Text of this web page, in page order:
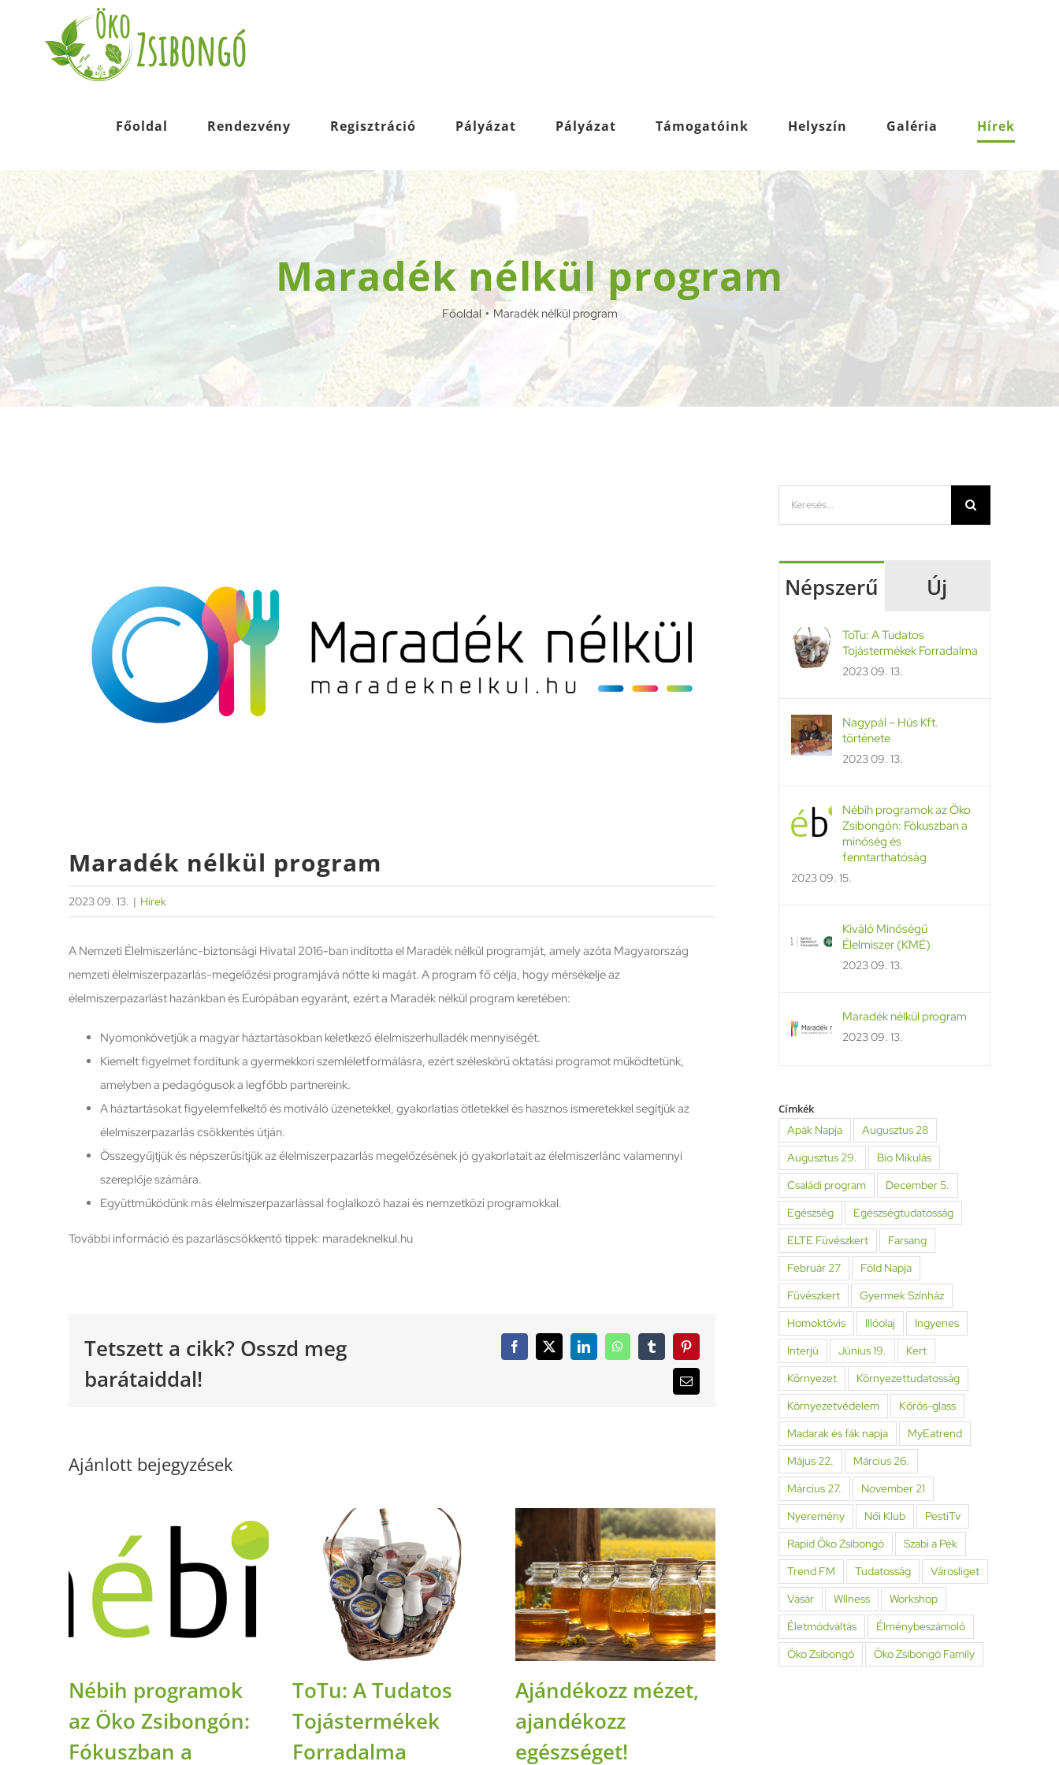
Főoldal Rendezvény Regisztráció Pályázat Pályázat Támogatóink Helyszín Galéria Hírek
Maradék nélkül program
Főoldal Maradék nélkül program
Maradék nélkül program
2023 09. 13. | Hírek
A Nemzeti Élelmiszerlánc-biztonsági Hivatal 2016-ban indította el Maradék nélkül programját, amely azóta Magyarország
nemzeti élelmiszerpazarlás-megelőzési programjává nőtte ki magát. A program fő célja, hogy mérsékelje az
élelmiszerpazarlást hazánkban és Európában egyaránt, ezért a Maradék nélkül program keretében:
Nyomonkövetjük a magyar háztartásokban keletkező élelmiszerhulladék mennyiségét.
Kiemelt figyelmet fordítunk a gyermekkori szemléletformálásra, ezért széleskörű oktatási programot működtetünk,
amelyben a pedagógusok a legfőbb partnereink.
A háztartásokat figyelemfelkeltő és motiváló üzenetekkel, gyakorlatias ötletekkel és hasznos ismeretekkel segítjük az
élelmiszerpazarlás csökkentés útján.
Összegyűjtjük és népszerűsítjük az élelmiszerpazarlás megelőzésének jó gyakorlatait az élelmiszerlánc valamennyi
szereplője számára.
Együttműködünk más élelmiszerpazarlással foglalkozó hazai és nemzetközi programokkal.
További információ és pazarláscsökkentő tippek: maradeknelkul.hu
Tetszett a cikk? Osszd meg
barátaiddal!
Facebook
X LinkedInWhatsAppTumblrPinterest
Email:
Ajánlott bejegyzések
Nébih programok
az Öko Zsibongón:
Fókuszban a
ToTu: A Tudatos
Tojástermékek
Forradalma
Ajándékozz mézet,
ajandékozz
egészséget!
Népszerű Új
ToTu: A Tudatos
Tojástermékek Forradalma
2023 09. 13.
Nagypál – Hús Kft.
története
2023 09. 13.
Nébih programok az Öko
Zsibongón: Fókuszban a
minőség és
fenntarthatóság
2023 09. 15.
Kiváló Minőségű
Élelmiszer (KMÉ)
2023 09. 13.
Maradék nélkül program
2023 09. 13.
Címkék
Apák Napja
Augusztus 28
Augusztus 29.
Bio Mikulás
Családi program
December 5.
Egészség
Egészségtudatosság
ELTE Füvészkert
Farsang
Február 27
Föld Napja
Füvészkert
Gyermek Színház
Homoktövis
Illóolaj
Ingyenes
Interjú
Június 19.
Kert
Környezet
Környezettudatosság
Környezetvédelem
Kőrös-glass
Madarak és fák napja
MyEatrend
Május 22.
Március 26.
Március 27.
November 21
Nyeremény
Női Klub
PestiTv
Rapid Öko Zsibongó
Szabi a Pék
Trend FM
Tudatosság
Városliget
Vásár
Wllness
Workshop
Életmódváltás
Élménybeszámoló
Öko Zsibongó
Öko Zsibongó Family